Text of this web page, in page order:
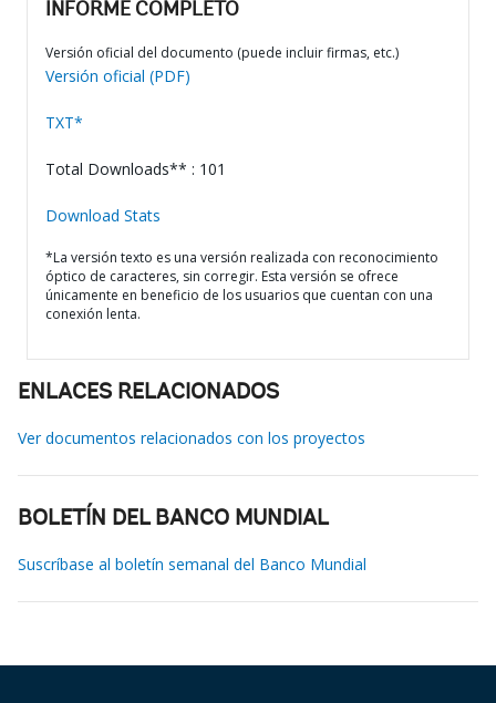
INFORME COMPLETO
Versión oficial del documento (puede incluir firmas, etc.)
Versión oficial (PDF)
TXT*
Total Downloads** : 101
Download Stats
*La versión texto es una versión realizada con reconocimiento
óptico de caracteres, sin corregir. Esta versión se ofrece
únicamente en beneficio de los usuarios que cuentan con una
conexión lenta.
ENLACES RELACIONADOS
Ver documentos relacionados con los proyectos
BOLETÍN DEL BANCO MUNDIAL
Suscríbase al boletín semanal del Banco Mundial